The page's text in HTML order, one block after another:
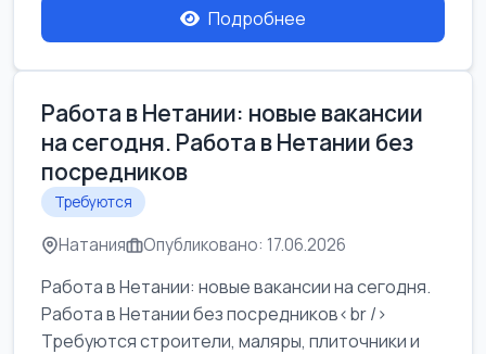
Подробнее
Работа в Нетании: новые вакансии
на сегодня. Работа в Нетании без
посредников
Требуются
Натания Опубликовано: 17.06.2026
Работа в Нетании: новые вакансии на сегодня.
Работа в Нетании без посредников<br />
Требуются строители, маляры, плиточники и